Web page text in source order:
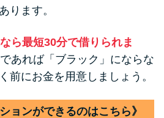
ります。
ら最短30分で借りられま
あれば「ブラック」にならな
前にお金を用意しましょう。
ョンができるのはこちら》